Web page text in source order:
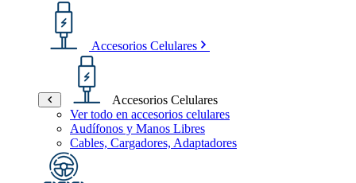
Accesorios Celulares
Accesorios Celulares
Ver todo en accesorios celulares
Audífonos y Manos Libres
Cables, Cargadores, Adaptadores